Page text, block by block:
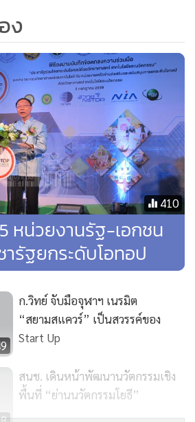
ศ ผู้ว่าการ วว.กล่าวชี้แจงว่า เพื่อสนอง
Innopolis เนื่องในโอกาสฉลองครบ
ว. ในปี 2559 จึงได้กำหนดจัดงาน
นาชาติภายใต้แนวคิด “Food for the
ที่ 28-29 ก.ค.59 ณ ห้องวิภาวดีบอลรูม
แกรนด์แอทเซ็นทรัลลาดพร้าว ภายใน
ม ดังนี้
านนวัตกรรมอาหาร 2.งานสัมมนาผู้
ฑ์อาหาร นำเสนอผลงานวิจัยด้าน
ลงนามความร่วมมือสานพลังประชารัฐ
อ็มอี ด้วย วทน. 4.นิทรรศการผลงานวิจัย
(food for the Future/food
Transfer/Business Matching)
ดังกล่าวแล้ว วว. มีความภาคภูมิใจใน
ซึ่งเป็นประโยชน์ต่อการพัฒนาประเทศ
ง
410
หน่วยงานรัฐ-เอกชน
รัฐยกระดับโอทอป
ก.วิทย์ จับมือจุฬาฯ เนรมิต
“สยามสแควร์” เป็นสวรรค์ของ
Start Up
สนช. เดินหน้าพัฒนานวัตกรรมเชิง
พื้นที่ “ย่านนวัตกรรมโยธี”